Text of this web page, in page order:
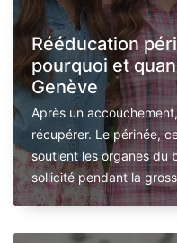
Rééducation
pourquoi et
Genève
Après un
récupérer. Le périnée,
soutient les organes du
sollicité pendant la